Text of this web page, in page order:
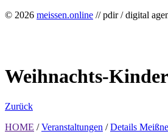
© 2026 meissen.online // pdir / digital
Weihnachts-
Zurück
HOME / Veranstaltungen / Details